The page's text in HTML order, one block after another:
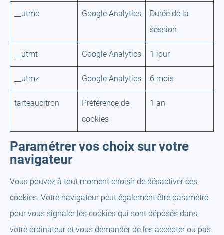
__utmc Google Analytics
Durée de la
session
__utmt Google Analytics 1 jour
__utmz Google Analytics 6 mois
tarteaucitron
Préférence de
cookies
1 an
Paramétrer vos choix sur votre
navigateur
Vous pouvez à tout moment choisir de désactiver ces
cookies. Votre navigateur peut également être paramétré
pour vous signaler les cookies qui sont déposés dans
votre ordinateur et vous demander de les accepter ou pas.